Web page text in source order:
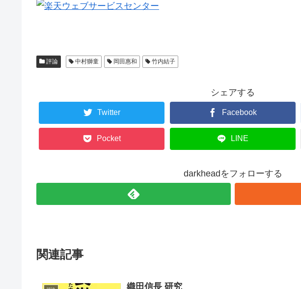
評論 中村獅童 岡田惠和 竹内結子
シェアする
Twitter Facebook
Pocket LINE
darkheadをフォローする
関連記事
織田信長 研究